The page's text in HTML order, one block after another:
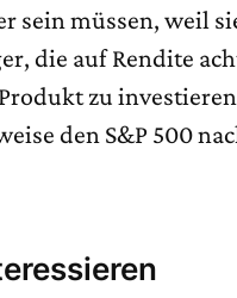
sein müssen, weil
die auf Rendite
zu
den S&P 500